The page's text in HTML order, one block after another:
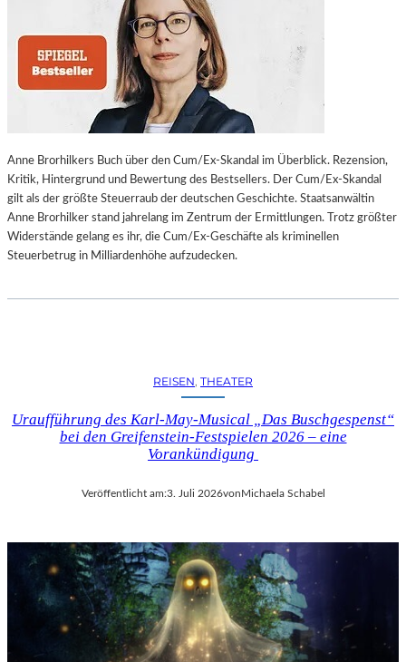
Anne Brorhilkers Buch über den Cum/Ex-Skandal im Überblick. Rezension,
Kritik, Hintergrund und Bewertung des Bestsellers. Der Cum/Ex-Skandal
gilt als der größte Steuerraub der deutschen Geschichte. Staatsanwältin
Anne Brorhilker stand jahrelang im Zentrum der Ermittlungen. Trotz größter
Widerstände gelang es ihr, die Cum/Ex-Geschäfte als kriminellen
Steuerbetrug in Milliardenhöhe aufzudecken.
REISEN, THEATER
Uraufführung des Karl-May-Musical „Das Buschgespenst“
bei den Greifenstein-Festspielen 2026 – eine
Vorankündigung
Veröffentlicht am:3. Juli 2026vonMichaela Schabel